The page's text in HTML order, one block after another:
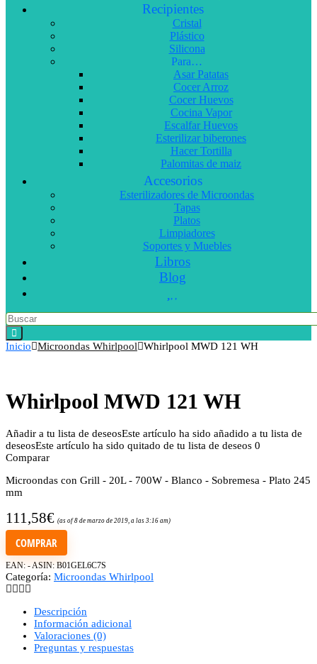
Recipientes
Cristal
Plástico
Silicona
Para…
Asar Patatas
Cocer Arroz
Cocer Huevos
Cocina Vapor
Escalfar Huevos
Esterilizar biberones
Hacer Tortilla
Palomitas de maiz
Accesorios
Esterilizadores de Microondas
Tapas
Platos
Limpiadores
Soportes y Muebles
Libros
Blog
Inicio Microondas Whirlpool Whirlpool MWD 121 WH
Whirlpool MWD 121 WH
Añadir a tu lista de deseosEste artículo ha sido añadido a tu lista de
deseosEste artículo ha sido quitado de tu lista de deseos 0
Comparar
Microondas con Grill - 20L - 700W - Blanco - Sobremesa - Plato 245
mm
111,58€ (as of 8 de marzo de 2019, a las 3:16 am)
COMPRAR
EAN: -ASIN: B01GEL6C7S
Categoría: Microondas Whirlpool
Descripción
Información adicional
Valoraciones (0)
Preguntas y respuestas